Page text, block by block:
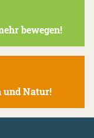
bewegen!
und Natur!